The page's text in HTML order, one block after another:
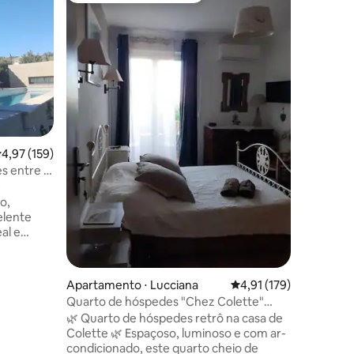
de uma avaliação média de 5, 159 avaliações
4,97 (159)
entre o
Apartamento ⋅ Lucciana 4,91 de uma avaliação
4,91 (179)
Quarto de hóspedes "Chez Colette"
quarto retrô PDC
🌿 Quarto de hóspedes retrô na casa de
Colette 🌿 Espaçoso, luminoso e com ar-
condicionado, este quarto cheio de